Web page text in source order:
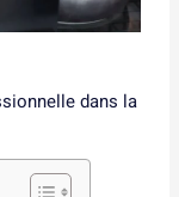
dans la